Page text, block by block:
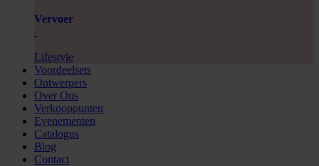
Vervoer
Lifestyle
Voordeelsets
Ontwerpers
Over Ons
Verkooppunten
Evenementen
Catalogus
Blog
Contact